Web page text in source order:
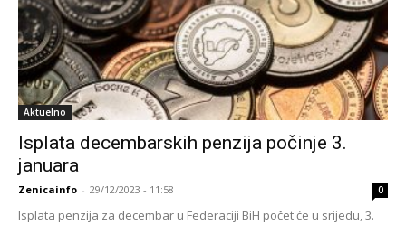
Aktuelno
Isplata decembarskih penzija počinje 3.
januara
Zenicainfo - 29/12/2023 - 11:58 0
Isplata penzija za decembar u Federaciji BiH počet će u srijedu, 3.